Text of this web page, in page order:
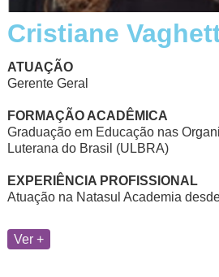
Cristiane
ATUAÇÃO
Gerente Geral
FORMAÇÃO ACADÊMICA
Graduação em Educação nas
Luterana do Brasil (ULBRA)
EXPERIÊNCIA PROFISSIONAL
Atuação na Natasul Academia
Ver +